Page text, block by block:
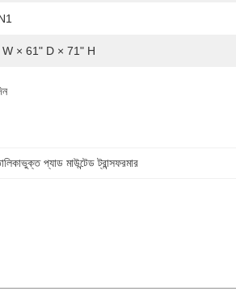
× 61" D × 71" H
প্যাড মাউন্টেড ট্রান্সফরমার